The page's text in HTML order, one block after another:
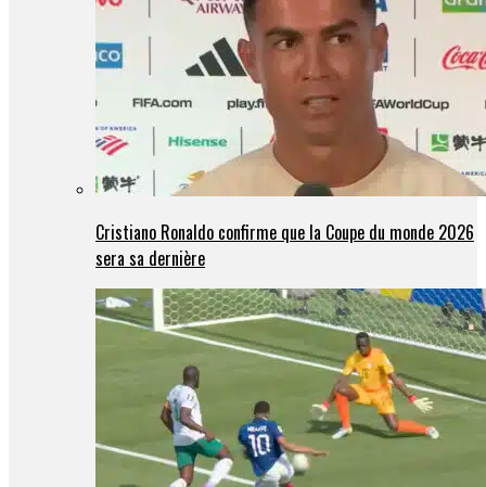
Cristiano Ronaldo confirme que la Coupe du monde 2026
sera sa dernière